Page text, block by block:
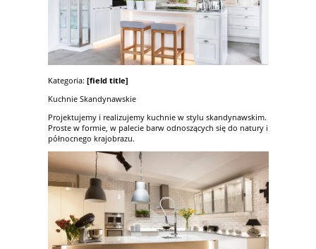
Kategoria: [field title]
Kuchnie Skandynawskie
Projektujemy i realizujemy kuchnie w stylu skandynawskim.
Proste w formie, w palecie barw odnoszących się do natury i
północnego krajobrazu.